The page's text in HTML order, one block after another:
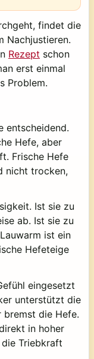
findet die
Nachjustieren.
Rezept schon
erst einmal
Problem.
entscheidend.
Hefe, aber
Frische Hefe
nicht trocken,
Ist sie zu
ab. Ist sie zu
ist ein
Hefeteige
eingesetzt
unterstützt die
bremst die Hefe.
in hoher
Triebkraft